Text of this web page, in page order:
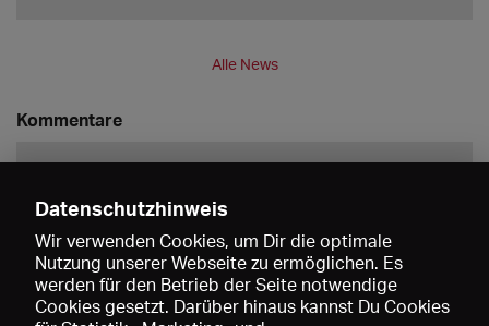
Alle News
Kommentare
Speichern
Datenschutzhinweis
Wir verwenden Cookies, um Dir die optimale
Nutzung unserer Webseite zu ermöglichen. Es
werden für den Betrieb der Seite notwendige
Cookies gesetzt. Darüber hinaus kannst Du Cookies